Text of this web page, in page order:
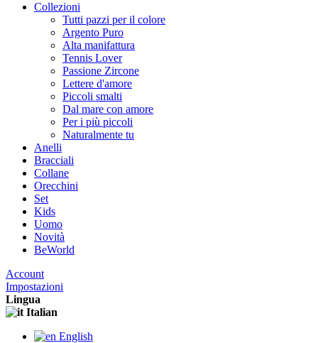
Collezioni
Tutti pazzi per il colore
Argento Puro
Alta manifattura
Tennis Lover
Passione Zircone
Lettere d'amore
Piccoli smalti
Dal mare con amore
Per i più piccoli
Naturalmente tu
Anelli
Bracciali
Collane
Orecchini
Set
Kids
Uomo
Novità
BeWorld
Account
Impostazioni
Lingua
Italian
English